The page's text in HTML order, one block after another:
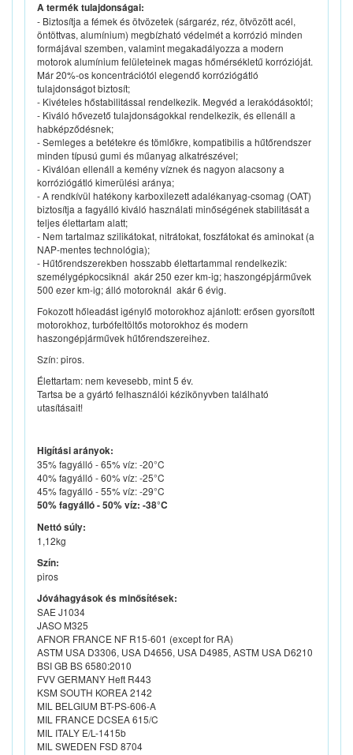
A termék tulajdonságai:
- Biztosítja a fémek és ötvözetek (sárgaréz, réz, ötvözött acél,
öntöttvas, alumínium) megbízható védelmét a korrózió minden
formájával szemben, valamint megakadályozza a modern
motorok alumínium felületeinek magas hőmérsékletű korrózióját.
Már 20%-os koncentrációtól elegendő korróziógátló
tulajdonságot biztosít;
- Kivételes hőstabilitással rendelkezik. Megvéd a lerakódásoktól;
- Kiváló hővezető tulajdonságokkal rendelkezik, és ellenáll a
habképződésnek;
- Semleges a betétekre és tömlőkre, kompatibilis a hűtőrendszer
minden típusú gumi és műanyag alkatrészével;
- Kiválóan ellenáll a kemény víznek és nagyon alacsony a
korróziógátló kimerülési aránya;
- A rendkívül hatékony karboxilezett adalékanyag-csomag (OAT)
biztosítja a fagyálló kiváló használati minőségének stabilitását a
teljes élettartam alatt;
- Nem tartalmaz szilikátokat, nitrátokat, foszfátokat és aminokat (a
NAP-mentes technológia);
- Hűtőrendszerekben hosszabb élettartammal rendelkezik:
személygépkocsiknál  akár 250 ezer km-ig; haszongépjárművek 
500 ezer km-ig; álló motoroknál  akár 6 évig.
Fokozott hőleadást igénylő motorokhoz ajánlott: erősen gyorsított
motorokhoz, turbófeltöltős motorokhoz és modern
haszongépjárművek hűtőrendszereihez.
Szín: piros.
Élettartam: nem kevesebb, mint 5 év.
Tartsa be a gyártó felhasználói kézikönyvben található
utasításait!
Higítási arányok:
35% fagyálló - 65% víz: -20°C
40% fagyálló - 60% víz: -25°C
45% fagyálló - 55% víz: -29°C
50% fagyálló - 50% víz: -38°C
Nettó súly:
1,12kg
Szín:
piros
Jóváhagyások és minősítések:
SAE J1034
JASO M325
AFNOR FRANCE NF R15-601 (except for RA)
ASTM USA D3306, USA D4656, USA D4985, ASTM USA D6210
BSI GB BS 6580:2010
FVV GERMANY Heft R443
KSM SOUTH KOREA 2142
MIL BELGIUM BT-PS-606-A
MIL FRANCE DCSEA 615/C
MIL ITALY E/L-1415b
MIL SWEDEN FSD 8704